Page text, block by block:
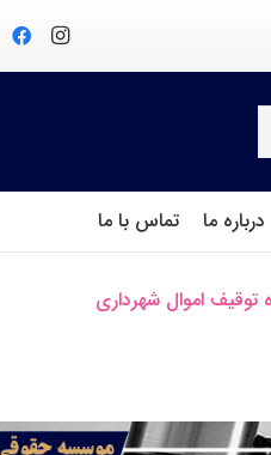
درباره ما تماس با ما
توقیف اموال شهرداری